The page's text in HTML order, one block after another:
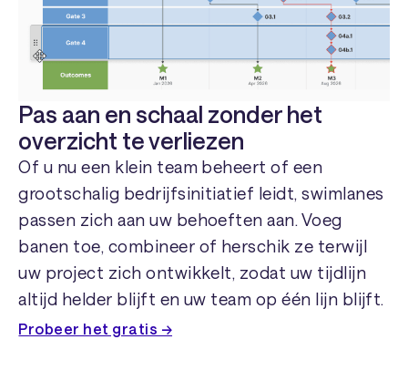
Pas aan en schaal zonder het
overzicht te verliezen
Of u nu een klein team beheert of een
grootschalig bedrijfsinitiatief leidt, swimlanes
passen zich aan uw behoeften aan. Voeg
banen toe, combineer of herschik ze terwijl
uw project zich ontwikkelt, zodat uw tijdlijn
altijd helder blijft en uw team op één lijn blijft.
Probeer het gratis →